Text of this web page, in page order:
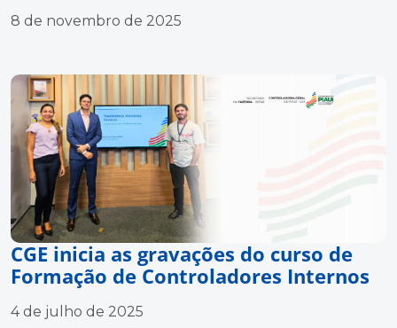
8 de novembro de 2025
CGE inicia as gravações do curso de
Formação de Controladores Internos
4 de julho de 2025